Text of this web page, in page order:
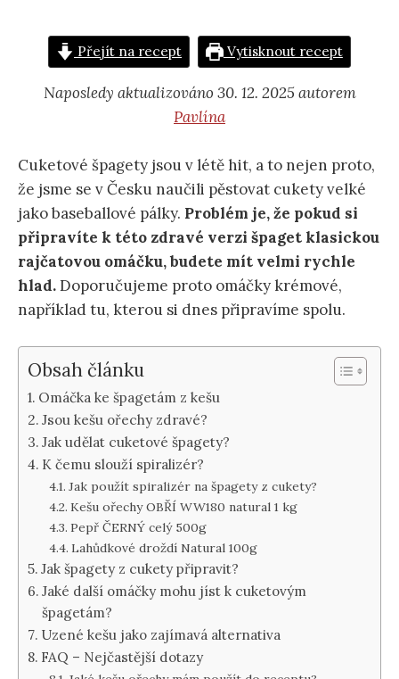
Přejít na recept Vytisknout recept
Naposledy aktualizováno 30. 12. 2025 autorem
Pavlína
Cuketové špagety jsou v létě hit, a to nejen proto,
že jsme se v Česku naučili pěstovat cukety velké
jako baseballové pálky. Problém je, že pokud si
připravíte k této zdravé verzi špaget klasickou
rajčatovou omáčku, budete mít velmi rychle
hlad.Doporučujeme proto omáčky krémové,
například tu, kterou si dnes připravíme spolu.
Obsah článku
Omáčka ke špagetám z kešu
Jsou kešu ořechy zdravé?
Jak udělat cuketové špagety?
K čemu slouží spiralizér?
Jak použít spiralizér na špagety z cukety?
Kešu ořechy OBŘÍ WW180 natural 1 kg
Pepř ČERNÝ celý 500g
Lahůdkové droždí Natural 100g
Jak špagety z cukety připravit?
Jaké další omáčky mohu jíst k cuketovým
špagetám?
Uzené kešu jako zajímavá alternativa
FAQ – Nejčastější dotazy